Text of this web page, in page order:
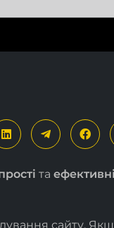
та
сайту.